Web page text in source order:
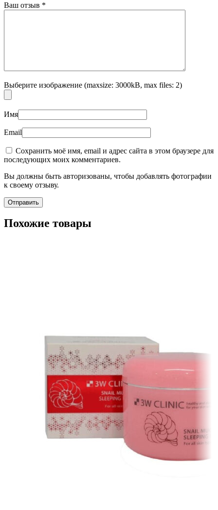
Ваш отзыв *
Выберите изображение (maxsize: 3000kB, max files: 2)
Имя
Email
Сохранить моё имя, email и адрес сайта в этом браузере для
последующих моих комментариев.
Вы должны быть авторизованы, чтобы добавлять фотографии
к своему отзыву.
Похожие товары